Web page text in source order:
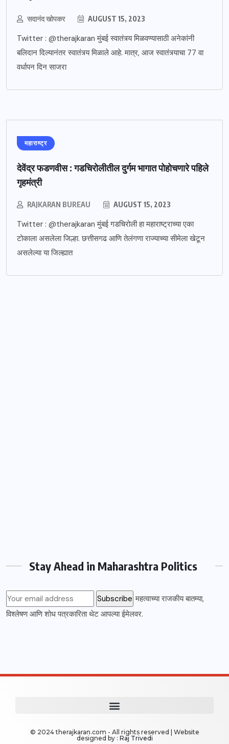
सदानंद खोपकर AUGUST 15, 2023
Twitter : @therajkaran मुंबई स्वातंत्र्य मिळवण्यासाठी अनेकांनी
बलिदान दिल्यानंतर स्वातंत्र्य मिळाले आहे. मात्र, आज स्वातंत्र्याचा 77 वा
वर्धापन दिन साजरा
महाराष्ट्र
देवेंद्र फडणवीस : गडचिरोलीतील दुर्गम भागात पोहोचणारे पहिले
गृहमंत्री
RAJKARAN BUREAU AUGUST 15, 2023
Twitter : @therajkaran मुंबई गडचिरोली हा महाराष्ट्राच्या एका
टोकाला असलेला जिल्हा. छत्तीसगढ आणि तेलंगणा राज्याच्या सीमेला खेटून
असलेल्या या जिल्ह्यात
Stay Ahead in Maharashtra Politics
महत्वाच्या राजकीय बातम्या,
विश्लेषण आणि शोध पत्रकारिता थेट आपल्या ईमेलवर.
© 2024 therajkaran.com - All rights reserved | Website
designed by : Raj Trivedi